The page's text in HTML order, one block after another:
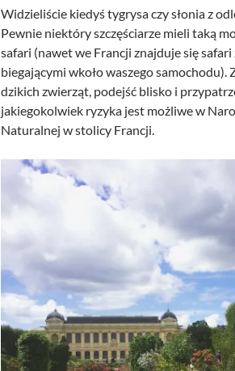
Widzieliście kiedyś tygrysa czy słonia z
Pewnie niektóry szczęściarze mieli taką
safari (nawet we Francji znajduje się
biegającymi wkoło waszego samochodu).
dzikich zwierząt, podejść blisko i
jakiegokolwiek ryzyka jest możliwe w
Naturalnej w stolicy Francji.